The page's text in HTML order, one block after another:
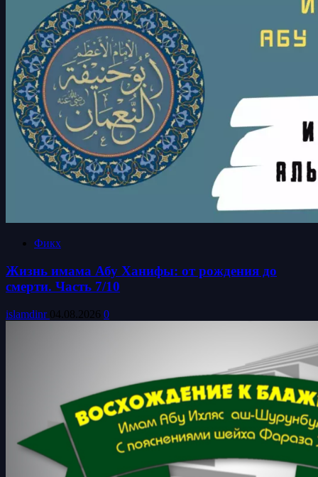
Фикх
Жизнь имама Абу Ханифы: от рождения до
смерти. Часть 7/10
islamdinr 04.08.2026 0